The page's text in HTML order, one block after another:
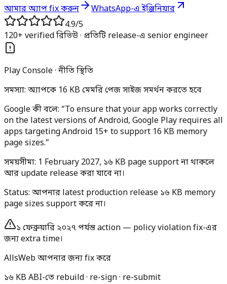
আমার অ্যাপ fix করুন
WhatsApp-এ ইঞ্জিনিয়ার
4.9/5
120+ verified রিভিউ · প্রতিটি release-এ senior engineer
Play Console · নীতি স্থিতি
সমস্যা: অ্যাপকে 16 KB মেমরি পেজ সাইজ সমর্থন করতে হবে
Google কী বলে: “To ensure that your app works correctly
on the latest versions of Android, Google Play requires all
apps targeting Android 15+ to support 16 KB memory
page sizes.”
সময়সীমা: 1 February 2027, ১৬ KB page support না থাকলে
আর update release করা যাবে না।
Status: আপনার latest production release ১৬ KB memory
page sizes support করে না।
১ ফেব্রুয়ারি ২০২৭ পর্যন্ত action — policy violation fix-এর
জন্য extra time।
AllsWeb আপনার জন্য fix করে
১৬ KB ABI-তে rebuild · re-sign · re-submit